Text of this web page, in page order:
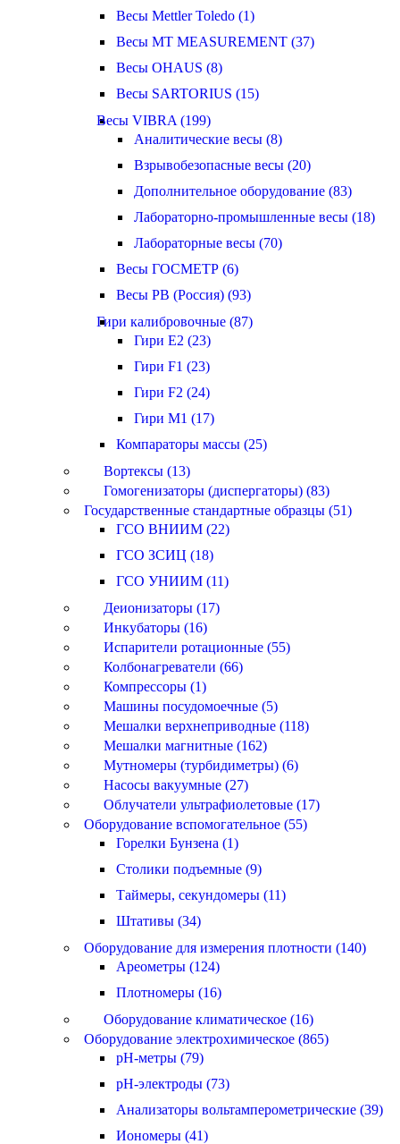
Весы Mettler Toledo (1)
Весы MT MEASUREMENT (37)
Весы OHAUS (8)
Весы SARTORIUS (15)
Весы VIBRA (199)
Аналитические весы (8)
Взрывобезопасные весы (20)
Дополнительное оборудование (83)
Лабораторно-промышленные весы (18)
Лабораторные весы (70)
Весы ГОСМЕТР (6)
Весы РВ (Россия) (93)
Гири калибровочные (87)
Гири E2 (23)
Гири F1 (23)
Гири F2 (24)
Гири M1 (17)
Компараторы массы (25)
Вортексы (13)
Гомогенизаторы (диспергаторы) (83)
Государственные стандартные образцы (51)
ГСО ВНИИМ (22)
ГСО ЗСИЦ (18)
ГСО УНИИМ (11)
Деионизаторы (17)
Инкубаторы (16)
Испарители ротационные (55)
Колбонагреватели (66)
Компрессоры (1)
Машины посудомоечные (5)
Мешалки верхнеприводные (118)
Мешалки магнитные (162)
Мутномеры (турбидиметры) (6)
Насосы вакуумные (27)
Облучатели ультрафиолетовые (17)
Оборудование вспомогательное (55)
Горелки Бунзена (1)
Столики подъемные (9)
Таймеры, секундомеры (11)
Штативы (34)
Оборудование для измерения плотности (140)
Ареометры (124)
Плотномеры (16)
Оборудование климатическое (16)
Оборудование электрохимическое (865)
pH-метры (79)
pH-электроды (73)
Анализаторы вольтамперометрические (39)
Иономеры (41)